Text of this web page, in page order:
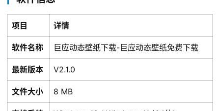
项目 详情
软件名称 巨应动态壁纸下载-巨应动态壁纸免费下载
最新版本 V2.1.0
文件大小 8 MB